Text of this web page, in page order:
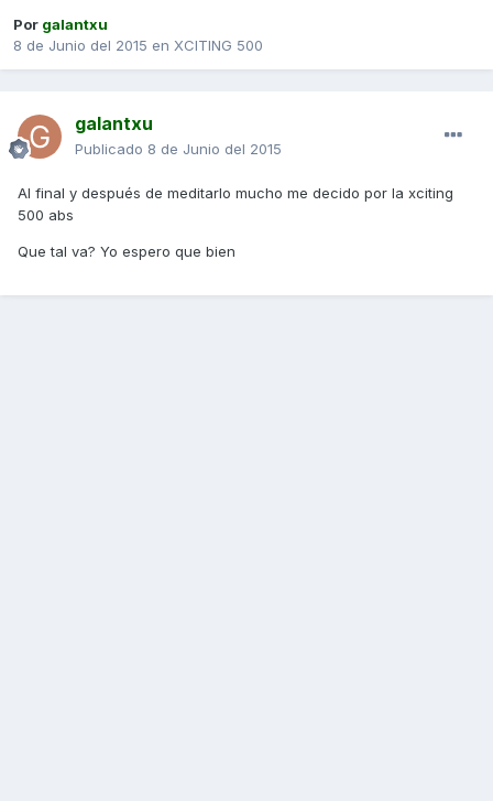
Por galantxu
8 de Junio del 2015 en XCITING 500
galantxu
Publicado 8 de Junio del 2015
Al final y después de meditarlo mucho me decido por la xciting
500 abs
Que tal va? Yo espero que bien